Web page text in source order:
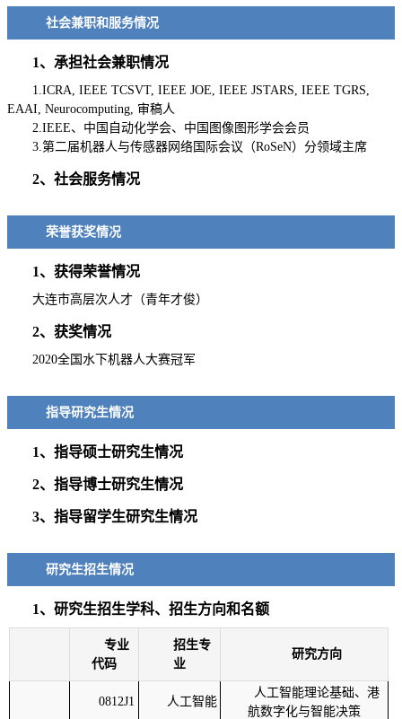
社会兼职和服务情况
1、承担社会兼职情况
1.ICRA, IEEE TCSVT, IEEE JOE, IEEE JSTARS, IEEE TGRS,
EAAI, Neurocomputing, 审稿人
2.IEEE、中国自动化学会、中国图像图形学会会员
3.第二届机器人与传感器网络国际会议（RoSeN）分领域主席
2、社会服务情况
荣誉获奖情况
1、获得荣誉情况
大连市高层次人才（青年才俊）
2、获奖情况
2020全国水下机器人大赛冠军
指导研究生情况
1、指导硕士研究生情况
2、指导博士研究生情况
3、指导留学生研究生情况
研究生招生情况
1、研究生招生学科、招生方向和名额
专业
代码
招生专
业
研究方向
0812J1 人工智能
人工智能理论基础、港
航数字化与智能决策